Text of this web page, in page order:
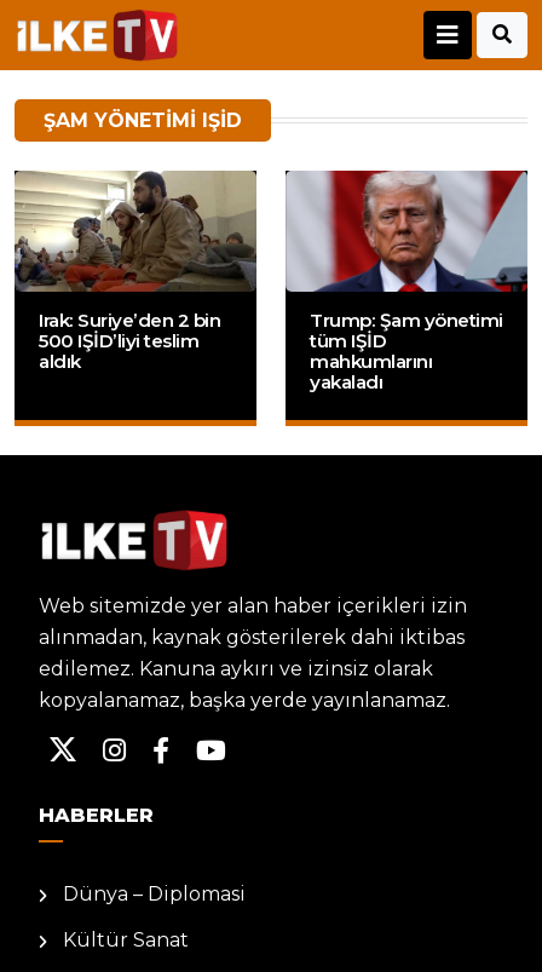
ŞAM YÖNETIMI IŞID
Irak: Suriye’den 2 bin
500 IŞİD’liyi teslim
aldık
Trump: Şam yönetimi
tüm IŞİD
mahkumlarını
yakaladı
Web sitemizde yer alan haber içerikleri izin
alınmadan, kaynak gösterilerek dahi iktibas
edilemez. Kanuna aykırı ve izinsiz olarak
kopyalanamaz, başka yerde yayınlanamaz.
HABERLER
Dünya – Diplomasi
Kültür Sanat